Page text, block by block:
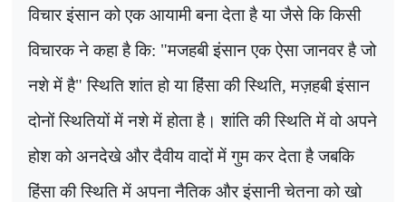
विचार इंसान को एक आयामी बना देता है या जैसे कि किसी
विचारक ने कहा है कि: "मजहबी इंसान एक ऐसा जानवर है जो
नशे में है" स्थिति शांत हो या हिंसा की स्थिति,मज़हबी इंसान
दोनों स्थितियों में नशे में होता है। शांति की स्थिति में वो अपने
होश को अनदेखे और दैवीय वादों में गुम कर देता है जबकि
हिंसा की स्थिति में अपना नैतिक और इंसानी चेतना को खो